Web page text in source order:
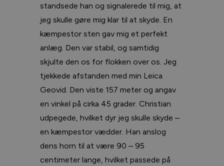
standsede han og signalerede til mig, at
jeg skulle gøre mig klar til at skyde. En
kæmpestor sten gav mig et perfekt
anlæg. Den var stabil, og samtidig
skjulte den os for flokken over os. Jeg
tjekkede afstanden med min Leica
Geovid. Den viste 157 meter og angav
en vinkel på cirka 45 grader. Christian
udpegede, hvilket dyr jeg skulle skyde –
en kæmpestor vædder. Han anslog
dens horn til at være 90 – 95
centimeter lange, hvilket passede på